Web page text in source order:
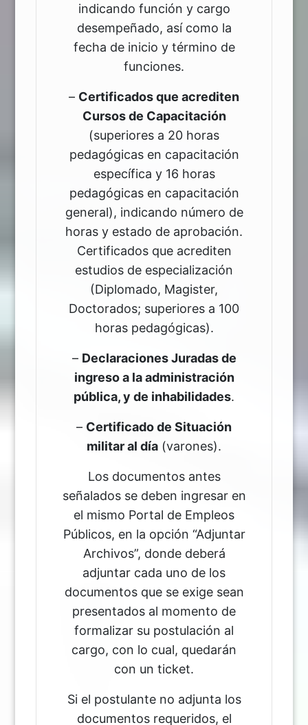
indicando función y cargo
desempeñado, así como la
fecha de inicio y término de
funciones.
– Certificados que acrediten
Cursos de Capacitación
(superiores a 20 horas
pedagógicas en capacitación
específica y 16 horas
pedagógicas en capacitación
general), indicando número de
horas y estado de aprobación.
Certificados que acrediten
estudios de especialización
(Diplomado, Magister,
Doctorados; superiores a 100
horas pedagógicas).
– Declaraciones Juradas de
ingreso a la administración
pública, y de inhabilidades.
– Certificado de Situación
militar al día (varones).
Los documentos antes
señalados se deben ingresar en
el mismo Portal de Empleos
Públicos, en la opción “Adjuntar
Archivos”, donde deberá
adjuntar cada uno de los
documentos que se exige sean
presentados al momento de
formalizar su postulación al
cargo, con lo cual, quedarán
con un ticket.
Si el postulante no adjunta los
documentos requeridos, el